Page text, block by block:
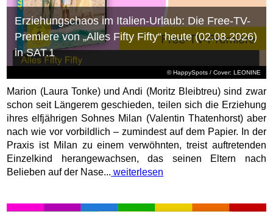
© HappySpots / Cover: LEONINE
Erziehungschaos im Italien-Urlaub: Die Free-TV-
Premiere von „Alles Fifty Fifty“ heute (02.08.2026)
in SAT.1
Marion (Laura Tonke) und Andi (Moritz Bleibtreu) sind zwar
schon seit Längerem geschieden, teilen sich die Erziehung
ihres elfjährigen Sohnes Milan (Valentin Thatenhorst) aber
nach wie vor vorbildlich – zumindest auf dem Papier. In der
Praxis ist Milan zu einem verwöhnten, treist auftretenden
Einzelkind herangewachsen, das seinen Eltern nach
Belieben auf der Nase... weiterlesen